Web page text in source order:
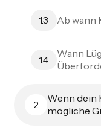
1.3 Ab wann
1.4
Wann
2
Wenn dein
mögliche